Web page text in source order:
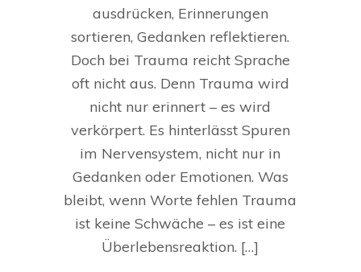
ausdrücken, Erinnerungen
sortieren, Gedanken reflektieren.
Doch bei Trauma reicht Sprache
oft nicht aus. Denn Trauma wird
nicht nur erinnert – es wird
verkörpert. Es hinterlässt Spuren
im Nervensystem, nicht nur in
Gedanken oder Emotionen. Was
bleibt, wenn Worte fehlen Trauma
ist keine Schwäche – es ist eine
Überlebensreaktion. […]